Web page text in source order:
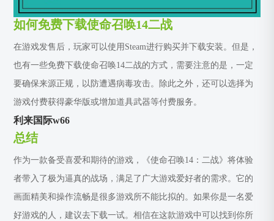
如何免费下载使命召唤14二战
在游戏发售后，玩家可以使用Steam进行购买并下载安装。但是，
也有一些免费下载使命召唤14二战的方式，需要注意的是，一定
要确保来源正规，以防遭遇病毒攻击。除此之外，还可以选择为
游戏付费获得豪华版或增加道具武器等付费服务。
利来国际w66
总结
作为一款备受喜爱和期待的游戏，《使命召唤14：二战》将体验
者带入了极为逼真的战场，满足了广大游戏爱好者的需求。它的
画面精美和操作流畅是很多游戏所不能比拟的。如果你是一名爱
好游戏的人，建议去下载一试。相信在这款游戏中可以找到你所